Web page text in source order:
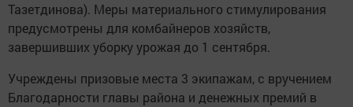
Тазетдинова). Меры материального стимулирования
предусмотрены для комбайнеров хозяйств,
завершивших уборку урожая до 1 сентября.
Учреждены призовые места 3 экипажам, с вручением
Благодарности главы района и денежных премий в